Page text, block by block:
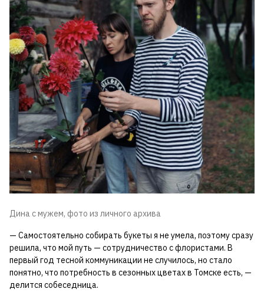
Дина с мужем, фото из личного архива
— Самостоятельно собирать букеты я не умела, поэтому сразу
решила, что мой путь — сотрудничество с флористами. В
первый год тесной коммуникации не случилось, но стало
понятно, что потребность в сезонных цветах в Томске есть, —
делится собеседница.